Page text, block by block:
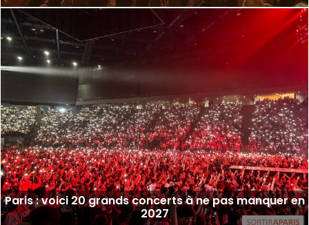
Paris : voici 20 grands concerts à ne pas manquer en
2027